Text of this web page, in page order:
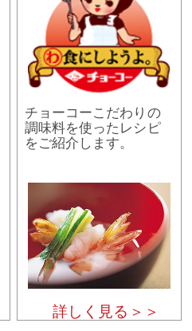
チョーコーこだわりの
調味料を使ったレシピ
をご紹介します。
詳しく見る＞＞